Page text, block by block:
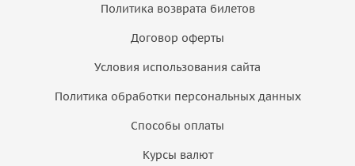
Политика возврата билетов
Договор оферты
Условия использования сайта
Политика обработки персональных данных
Способы оплаты
Курсы валют